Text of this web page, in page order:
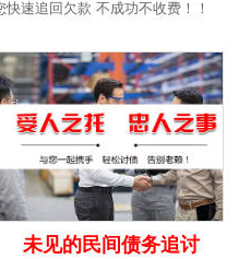
速追回欠款 不成功不收费！！
未见的民间债务追讨